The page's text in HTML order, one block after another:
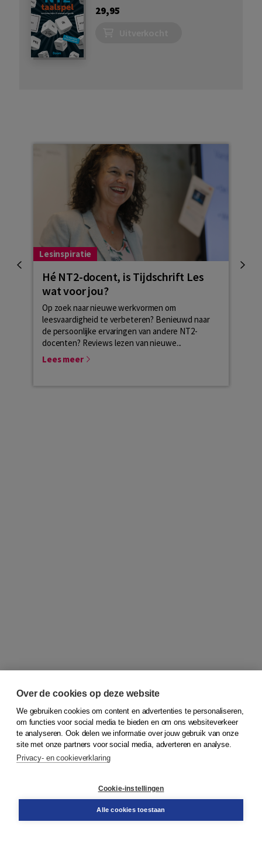
29,95
Lesinspiratie
Hé NT2-docent, is Tijdschrift Les
wat voor jou?
Op zoek naar nieuwe werkvormen om
leesvaardigheid te verbeteren? Benieuwd naar
de persoonlijke ervaringen van andere NT2-
docenten? Reviews lezen van nieuwe...
Lees meer
© 2026Koninklijke Boom uitgevers
Bestellen
Over de cookies op deze website
We gebruiken cookies om content en advertenties te personaliseren,
om functies voor social media te bieden en om ons websiteverkeer
te analyseren. Ook delen we informatie over jouw gebruik van onze
site met onze partners voor social media, adverteren en analyse.
Privacy- en cookieverklaring
Cookie-instellingen
Alle cookies toestaan